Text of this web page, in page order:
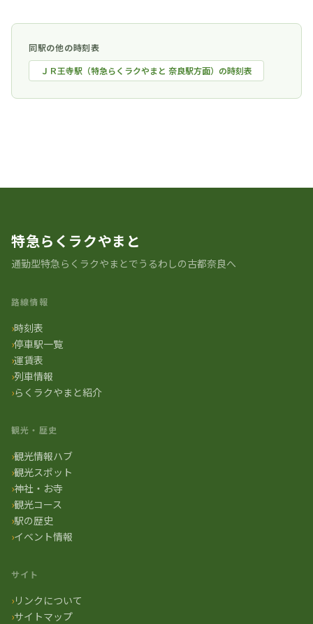
同駅の他の時刻表
ＪＲ王寺駅（特急らくラクやまと 奈良駅方面）の時刻表
特急らくラクやまと
通勤型特急らくラクやまとでうるわしの古都奈良へ
路線情報
時刻表
停車駅一覧
運賃表
列車情報
らくラクやまと紹介
観光・歴史
観光情報ハブ
観光スポット
神社・お寺
観光コース
駅の歴史
イベント情報
サイト
リンクについて
サイトマップ